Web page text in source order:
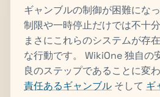
ギャンブルの制御が困難にな
制限や一時停止だけでは不十
まさにこれらのシステムが存
な行動です。 WikiOne 独自の
良のステップであることに変
責任あるギャンブル そして ギ